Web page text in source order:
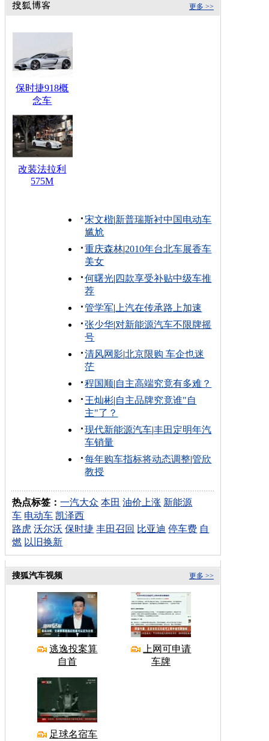
更多 >>
保时捷918概
念车
改装法拉利
575M
宋文楷|新普瑞斯衬中国电动车
尴尬
重庆森林|2010年台北车展香车
美女
何曙光| 四款享受补贴中级车推
荐
管学军| 上汽在传承路上加速
张少华|对新能源汽车不限牌摇
号
清风网影|北京限购 车企也迷
茫
程国顺|自主高端究竟有多难？
王灿彬|自主品牌究竟谁"自
主"了？
现代新能源汽车|丰田定明年汽
车销量
每年购车指标将动态调整|管欣
教授
热点标签：一汽大众 本田 油价上涨 新能源
车 电动车 凯泽西
路虎 沃尔沃 保时捷 丰田召回 比亚迪 停车费 自
燃 以旧换新
更多 >>
搜狐汽车视频
逃逸投案算
自首
上网可申请
车牌
足球名宿车